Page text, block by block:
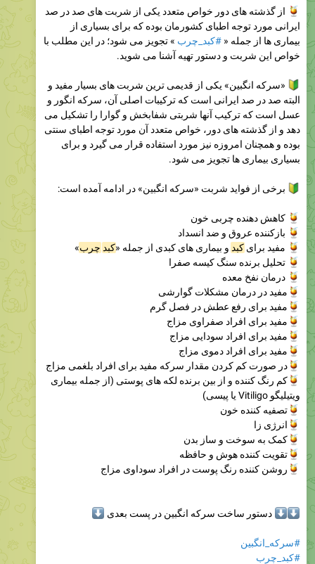
از گذشته های دور خواص متعدد یکی از شربت های صد در صد
ایرانی مورد توجه اطبای کشورمان بوده که برای بسیاری از
بیماری ها از جمله « #کبد_چرب » تجویز می شود؛ در این مطلب با
خواص این شربت و دستور تهیه آشنا می شوید.
«سرکه انگبین» یکی از قدیمی ترین شربت های بسیار مفید و
البته صد در صد ایرانی است که ترکیبات اصلی آن، سرکه انگور و
عسل است که ترکیب آنها شربتی شفابخش و گوارا را تشکیل می
دهد و از گذشته های دور، خواص متعدد آن مورد توجه اطبای سنتی
بوده و همچنان امروزه نیز مورد استفاده قرار می گیرد و برای
بسیاری بیماری ها تجویز می شود.
برخی از فواید شربت «سرکه انگبین» در ادامه آمده است:
کاهش دهنده چربی خون
بازکننده عروق و ضد انسداد
مفید برایکبد و بیماری های کبدی از جمله «کبد چرب»
تحلیل برنده سنگ کیسه صفرا
درمان نفخ معده
مفید در درمان مشکلات گوارشی
مفید برای رفع عطش در فصل گرم
مفید برای افراد صفراوی مزاج
مفید برای افراد سودایی مزاج
مفید برای افراد دموی مزاج
در صورت کم کردن مقدار سرکه مفید برای افراد بلغمی مزاج
کم رنگ کننده و از بین برنده لکه های پوستی (از جمله بیماری
ویتیلیگو Vitiligo یا پیسی)
تصفیه کننده خون
انرژی زا
کمک به سوخت و ساز بدن
تقویت کننده هوش و حافظه
روشن کننده رنگ پوست در افراد سوداوی مزاج
دستور ساخت سرکه انگبین در پست بعدی
⬇️
#سرکه_انگبین
#کبد_چرب